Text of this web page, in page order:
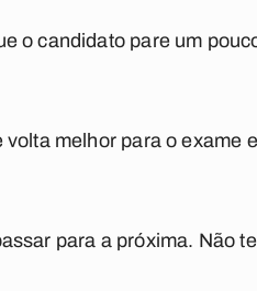
o candidato pare um
melhor para o exame
para a próxima. Não